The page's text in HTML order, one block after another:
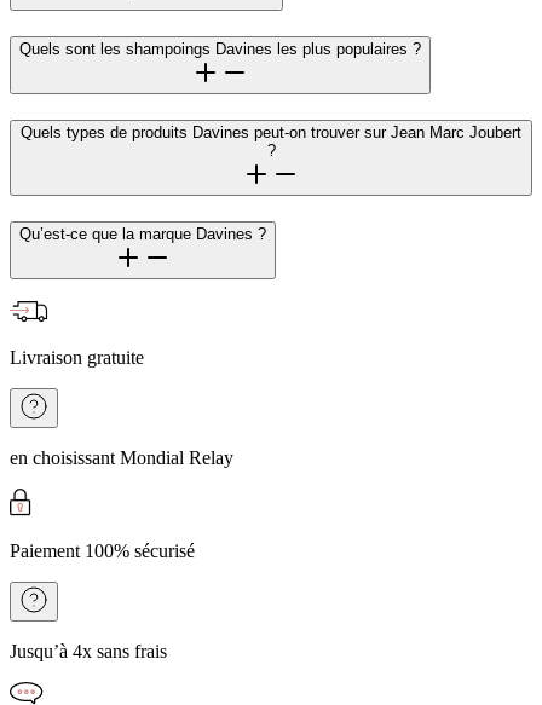
Quels sont les shampoings Davines les plus populaires ?
Quels types de produits Davines peut-on trouver sur Jean Marc Joubert
?
Qu’est-ce que la marque Davines ?
Livraison gratuite
en choisissant Mondial Relay
Paiement 100% sécurisé
Jusqu’à 4x sans frais